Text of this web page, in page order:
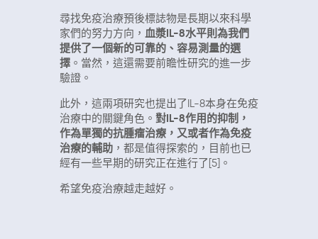
尋找免疫治療預後標誌物是長期以來科學
家們的努力方向， 血漿IL-8水平則為我們
提供了一個新的可靠的、容易測量的選
擇 。當然，這還需要前瞻性研究的進一步
驗證。
此外，這兩項研究也提出了IL-8本身在免疫
治療中的關鍵角色。 對IL-8作用的抑制，
作為單獨的抗腫瘤治療，又或者作為免疫
治療的輔助 ，都是值得探索的，目前也已
經有一些早期的研究正在進行了[5]。
希望免疫治療越走越好。